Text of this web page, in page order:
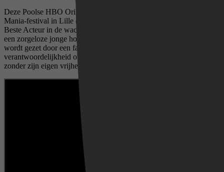
Deze Poolse HBO Original-serie was de grote winnaar op het Séries
Mania-festival in Lille (waar het de Grand Prix en de prijs voor
Beste Acteur in de wacht sleepte).
een zorgeloze jonge homoseksuele man wiens leven op zijn kop
wordt gezet door een familietragedie. Plotseling krijgt hij de
verantwoordelijkheid over een jong kind. Kan hij deze zorg dragen
zonder zijn eigen vrijheid en identiteit op te geven?